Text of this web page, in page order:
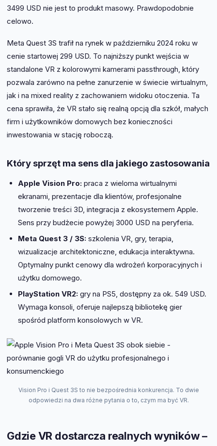
3499 USD nie jest to produkt masowy. Prawdopodobnie
celowo.
Meta Quest 3S trafił na rynek w październiku 2024 roku w
cenie startowej 299 USD. To najniższy punkt wejścia w
standalone VR z kolorowymi kamerami passthrough, który
pozwala zarówno na pełne zanurzenie w świecie wirtualnym,
jak i na mixed reality z zachowaniem widoku otoczenia. Ta
cena sprawiła, że VR stało się realną opcją dla szkół, małych
firm i użytkowników domowych bez konieczności
inwestowania w stację roboczą.
Który sprzęt ma sens dla jakiego zastosowania
Apple Vision Pro:praca z wieloma wirtualnymi
ekranami, prezentacje dla klientów, profesjonalne
tworzenie treści 3D, integracja z ekosystemem Apple.
Sens przy budżecie powyżej 3000 USD na peryferia.
Meta Quest 3 / 3S:szkolenia VR, gry, terapia,
wizualizacje architektoniczne, edukacja interaktywna.
Optymalny punkt cenowy dla wdrożeń korporacyjnych i
użytku domowego.
PlayStation VR2:gry na PS5, dostępny za ok. 549 USD.
Wymaga konsoli, oferuje najlepszą bibliotekę gier
spośród platform konsolowych w VR.
Vision Pro i Quest 3S to nie bezpośrednia konkurencja. To dwie
odpowiedzi na dwa różne pytania o to, czym ma być VR.
Gdzie VR dostarcza realnych wyników –